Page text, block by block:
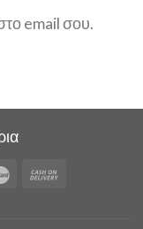
email σου.